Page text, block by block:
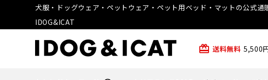
犬服・ドッグウェア・ペットウェア・ペット用ベッド・マットの公式通
IDOG&ICAT
card_giftcard 送料無料 5,500